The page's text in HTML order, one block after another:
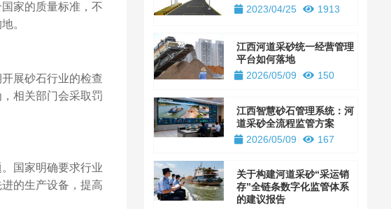
家的质量标准，不
。
展砂石行业的检查
相关部门会采取罚
国家明确要求行业
的生产设备，提高
2023/04/25
1913
江西河道采砂统一经营管理
平台如何落地
2026/05/09
150
江西智慧砂石管理系统：河
道采砂全流程监管方案
2026/05/09
167
关于构建河道采砂“采运销
存”全链条数字化监管体系
的建议报告